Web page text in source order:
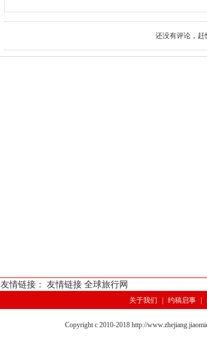
还没有评论，赶
友情链接： 友情链接 全球旅行网
关于我们 约稿启事
Copyright c 2010-2018 http://